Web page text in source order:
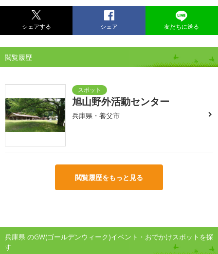
シェアする シェア 友だちに送る
閲覧履歴
旭山野外活動センター
兵庫県・養父市
閲覧履歴をもっと見る
兵庫県 のGW(ゴールデンウィーク)イベント・おでかけスポットを探
す